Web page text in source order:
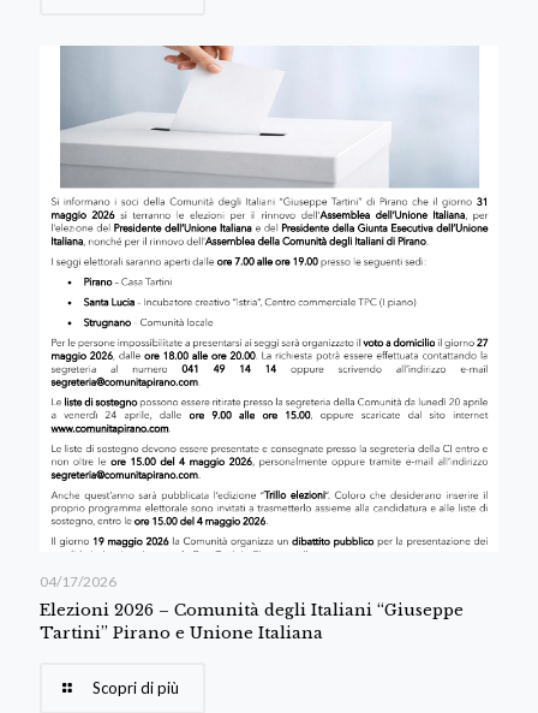
04/17/2026
Elezioni 2026 – Comunità degli Italiani “Giuseppe
Tartini” Pirano e Unione Italiana
Scopri di più